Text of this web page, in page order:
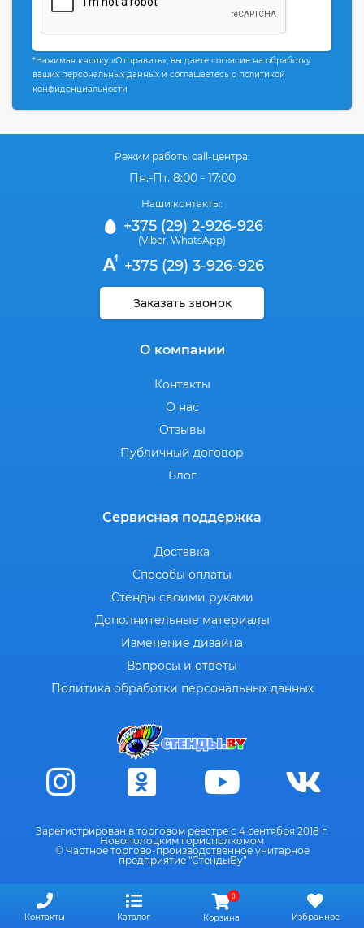
Контакты Каталог
0
Корзина Избранное
*Нажимая кнопку «Отправить», вы даете согласие на обработку
ваших персональных данных и соглашаетесь с политикой
конфиденциальности
Режим работы call-центра:
Пн.-Пт. 8:00 - 17:00
Наши контакты:
+375 (29) 2-926-926
(Viber WhatsApp)
+375 (29) 3-926-926
Заказать звонок
О компании
Контакты
О нас
Отзывы
Публичный договор
Блог
Сервисная поддержка
Доставка
Способы оплаты
Стенды своими руками
Дополнительные материалы
Изменение дизайна
Вопросы и ответы
Политика обработки персональных данных
Зарегистрирован в торговом реестре с 4 сентября 2018 г.
Новополоцким горисполкомом
© Частное торгово-производственное унитарное
предприятие "СтендыВу"